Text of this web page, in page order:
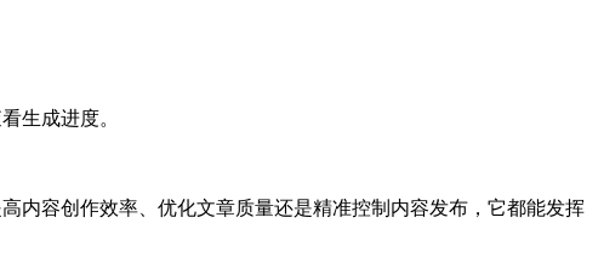
生成进度。
内容创作效率、优化文章质量还是精准控制内容发布，它都能发挥